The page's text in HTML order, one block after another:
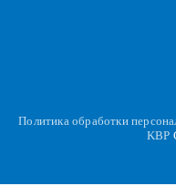
Политика обработки
KBP